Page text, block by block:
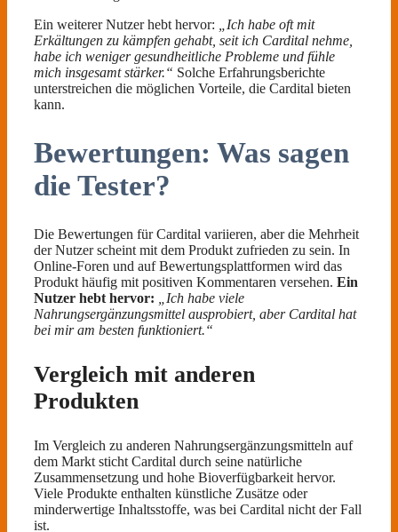
Ein weiterer Nutzer hebt hervor:
„Ich habe oft mit
Erkältungen zu kämpfen gehabt, seit ich Cardital nehme,
habe ich weniger gesundheitliche Probleme und fühle
mich insgesamt stärker.“ Solche Erfahrungsberichte
unterstreichen die möglichen Vorteile, die Cardital bieten
kann.
Bewertungen: Was sagen
die Tester?
Die Bewertungen für Cardital variieren, aber die Mehrheit
der Nutzer scheint mit dem Produkt zufrieden zu sein. In
Online-Foren und auf Bewertungsplattformen wird das
Produkt häufig mit positiven Kommentaren versehen. Ein
Nutzer hebt hervor:
„Ich habe viele
Nahrungsergänzungsmittel ausprobiert, aber Cardital hat
bei mir am besten funktioniert.“
Vergleich mit anderen
Produkten
Im Vergleich zu anderen Nahrungsergänzungsmitteln auf
dem Markt sticht Cardital durch seine natürliche
Zusammensetzung und hohe Bioverfügbarkeit hervor.
Viele Produkte enthalten künstliche Zusätze oder
minderwertige Inhaltsstoffe, was bei Cardital nicht der Fall
ist.